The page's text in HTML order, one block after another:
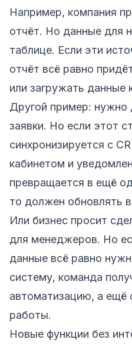
Например, компания
отчёт. Но данные для
таблице. Если эти
отчёт всё равно
или загружать данные
Другой пример: нужно
заявки. Но если этот
синхронизируется с
кабинетом и
превращается в ещё
то должен обновлять
Или бизнес просит
для менеджеров. Но
данные всё равно
систему, команда
автоматизацию, а ещё
работы.
Новые функции без